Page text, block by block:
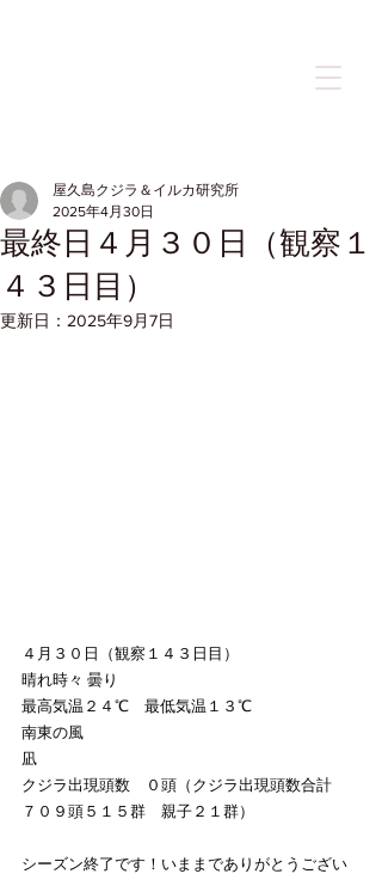
最終日４月３０日（観察１
４３日目）
屋久島クジラ＆イルカ研究所
2025年4月30日
更新日： 2025年9月7日
４月３０日（観察１４３日目）
晴れ時々 曇り
最高気温２４℃　最低気温１３℃
南東の風
凪
クジラ出現頭数　０頭（クジラ出現頭数合計
７０９頭５１５群　親子２１群）
シーズン終了です！いままでありがとうござい